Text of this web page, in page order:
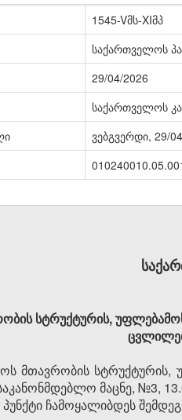
1545-Vმს-XIმპ
საქართველოს
29/04/2026
საქართველოს
ვებგვერდი, 29/
სტრუქტურის,
მთავრობის სტრუქტურის,
მაცნე, №3,
პუნქტი ჩამოყალიბდეს